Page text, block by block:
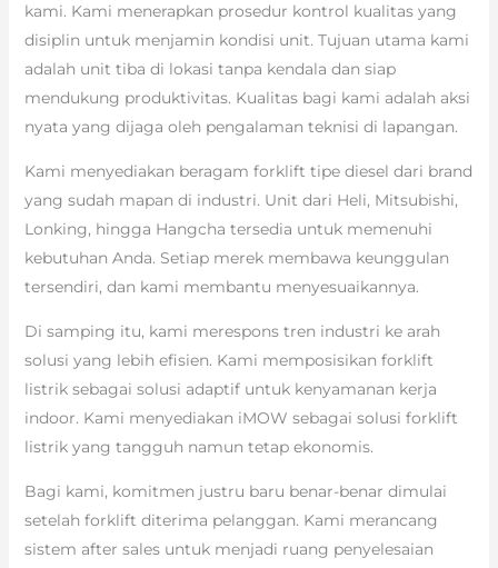
kami. Kami menerapkan prosedur kontrol kualitas yang
disiplin untuk menjamin kondisi unit. Tujuan utama kami
adalah unit tiba di lokasi tanpa kendala dan siap
mendukung produktivitas. Kualitas bagi kami adalah aksi
nyata yang dijaga oleh pengalaman teknisi di lapangan.
Kami menyediakan beragam forklift tipe diesel dari brand
yang sudah mapan di industri. Unit dari Heli, Mitsubishi,
Lonking, hingga Hangcha tersedia untuk memenuhi
kebutuhan Anda. Setiap merek membawa keunggulan
tersendiri, dan kami membantu menyesuaikannya.
Di samping itu, kami merespons tren industri ke arah
solusi yang lebih efisien. Kami memposisikan forklift
listrik sebagai solusi adaptif untuk kenyamanan kerja
indoor. Kami menyediakan iMOW sebagai solusi forklift
listrik yang tangguh namun tetap ekonomis.
Bagi kami, komitmen justru baru benar-benar dimulai
setelah forklift diterima pelanggan. Kami merancang
sistem after sales untuk menjadi ruang penyelesaian